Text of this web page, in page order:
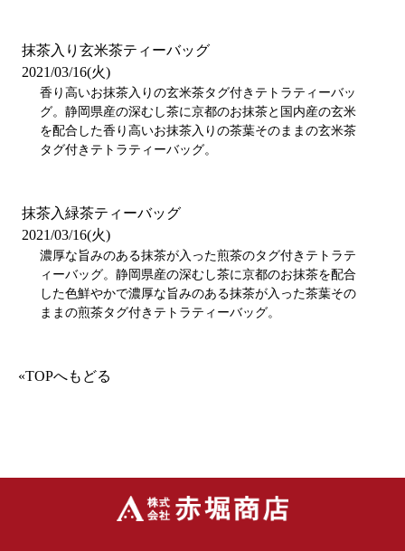
抹茶入り玄米茶ティーバッグ
2021/03/16(火)
香り高いお抹茶入りの玄米茶タグ付きテトラティーバッ
グ。静岡県産の深むし茶に京都のお抹茶と国内産の玄米
を配合した香り高いお抹茶入りの茶葉そのままの玄米茶
タグ付きテトラティーバッグ。
抹茶入緑茶ティーバッグ
2021/03/16(火)
濃厚な旨みのある抹茶が入った煎茶のタグ付きテトラテ
ィーバッグ。静岡県産の深むし茶に京都のお抹茶を配合
した色鮮やかで濃厚な旨みのある抹茶が入った茶葉その
ままの煎茶タグ付きテトラティーバッグ。
«TOPへもどる